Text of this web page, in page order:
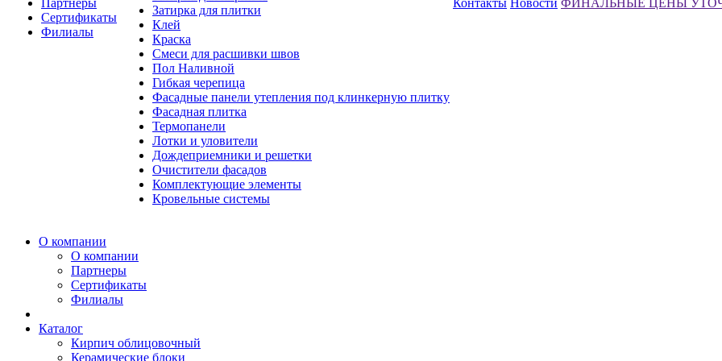
Партнеры
Сертификаты
Филиалы
Затирка для плитки
Клей
Краска
Смеси для расшивки швов
Пол Наливной
Гибкая черепица
Фасадные панели утепления под клинкерную плитку
Фасадная плитка
Термопанели
Лотки и уловители
Дождеприемники и решетки
Очистители фасадов
Комплектующие элементы
Кровельные системы
Контакты Новости ФИНАЛЬНЫЕ ЦЕНЫ
О компании
О компании
Партнеры
Сертификаты
Филиалы
Каталог
Кирпич облицовочный
Керамические блоки